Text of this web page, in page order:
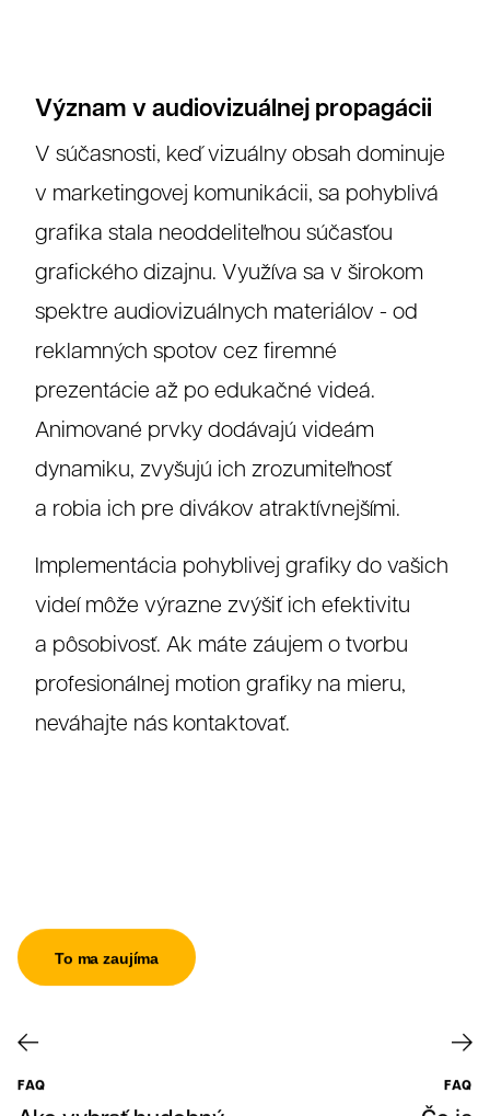
Význam v audiovizuálnej propagácii
V súčasnosti, keď vizuálny obsah dominuje
v marketingovej komunikácii, sa pohyblivá
grafika stala neoddeliteľnou súčasťou
grafického dizajnu. Využíva sa v širokom
spektre audiovizuálnych materiálov - od
reklamných spotov cez firemné
prezentácie až po edukačné videá.
Animované prvky dodávajú videám
dynamiku, zvyšujú ich zrozumiteľnosť
a robia ich pre divákov atraktívnejšími.
Implementácia pohyblivej grafiky do vašich
videí môže výrazne zvýšiť ich efektivitu
a pôsobivosť. Ak máte záujem o tvorbu
profesionálnej motion grafiky na mieru,
neváhajte nás kontaktovať.
To ma zaujíma
FAQ FAQ